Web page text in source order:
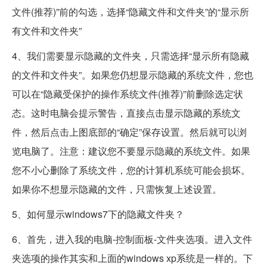
文件(推荐)”前的勾选，选择“隐藏文件和文件夹”的“显示所
有文件和文件夹”
4、我们需要显示隐藏的文件夹，只需选择“显示所有隐藏
的文件和文件夹”。如果您仍想显示隐藏的系统文件，您也
可以在“隐藏受保护的操作系统文件(推荐)”前删除选定状
态。这时电脑会提示警告，直接点击显示隐藏的系统文
件，然后点击上图底部的“确定”保存设置。然后就可以浏
览电脑了。注意：建议您不要显示隐藏的系统文件。如果
您不小心删除了系统文件，您的计算机系统可能会损坏。
如果你不想显示隐藏的文件，只需恢复上述设置。
5、如何显示windows7下的隐藏文件夹？
6、首先，进入我的电脑-控制面板-文件夹选项。进入文件
夹选项的操作其实和上面的windows xp系统是一样的。下